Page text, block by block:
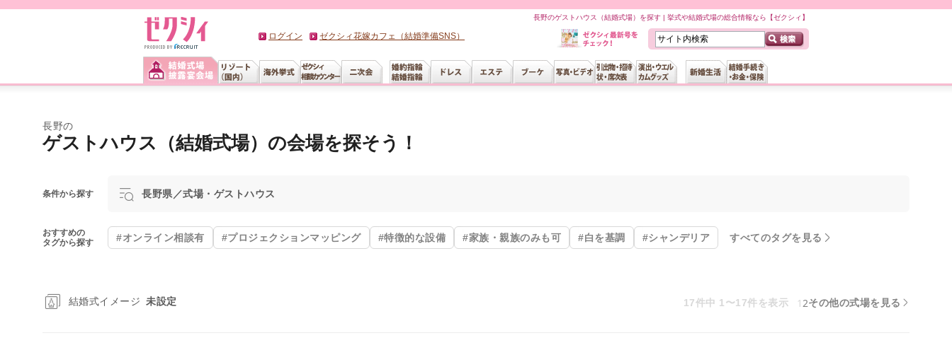
長野のゲストハウス（結婚式場）を探す | 挙式や結婚式場の総合情報なら【ゼクシィ】
ログイン ゼクシィ花嫁カフェ（結婚準備SNS）
長野の
ゲストハウス（結婚式場）の会場を探そう！
条件から探す 長野県／式場・ゲストハウス
おすすめの
タグから探す
#オンライン相談有 #プロジェクションマッピング #特徴的な設備 #家族・親族のみも可 #白を基調 #シャンデリア すべてのタグを見る
結婚式イメージ 未設定 17件中 1〜17件を表示 1 2その他の式場を見る